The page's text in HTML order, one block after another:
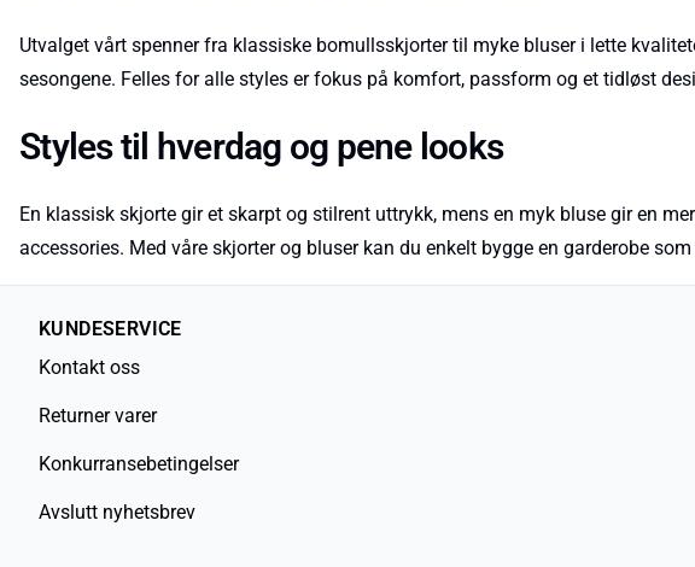
Utvalget vårt spenner fra klassiske bomullsskjorter til myke bluser i lette
sesongene. Felles for alle styles er fokus på komfort, passform og et tidløst
Styles til hverdag og pene looks
En klassisk skjorte gir et skarpt og stilrent uttrykk, mens en myk bluse gir en
accessories. Med våre skjorter og bluser kan du enkelt bygge en garderobe
KUNDESERVICE
Kontakt oss
Returner varer
Konkurransebetingelser
Avslutt nyhetsbrev